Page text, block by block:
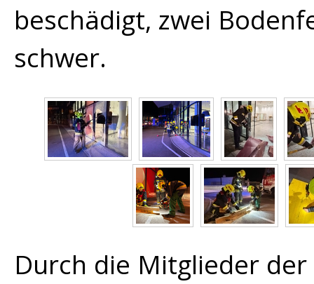
beschädigt, zwei
schwer.
Durch die Mitglieder